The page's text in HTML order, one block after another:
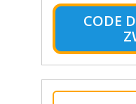
CODE